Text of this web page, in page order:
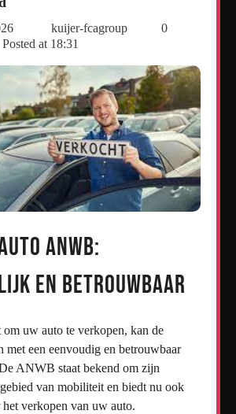
kuijer-fcagroup
0
Posted at 18:31
ANWB:
en Betrouwbaar
uw auto te verkopen, kan de
een eenvoudig en betrouwbaar
ANWB staat bekend om zijn
van mobiliteit en biedt nu ook
verkopen van uw auto.